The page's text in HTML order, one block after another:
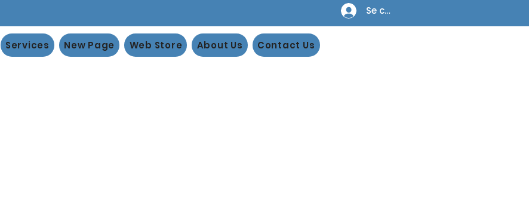
Se connecter
Services New Page Web Store About Us Contact Us